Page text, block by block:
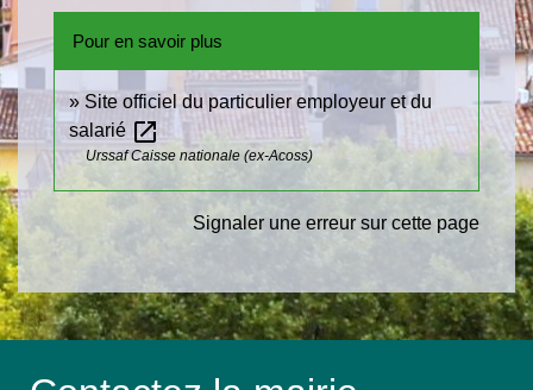
Pour en savoir plus
Site officiel du particulier employeur et du
salarié open_in_new
Urssaf Caisse nationale (ex-Acoss)
Signaler une erreur sur cette page